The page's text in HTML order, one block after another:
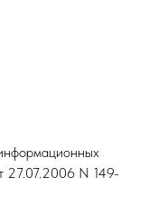
27.07.2006 N 149-